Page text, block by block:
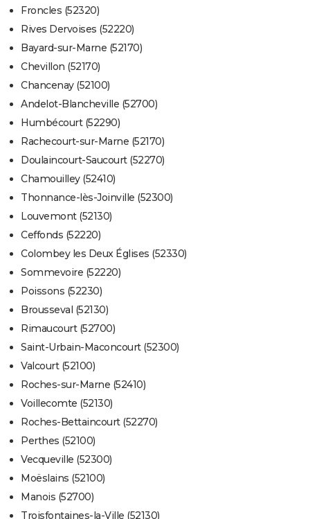
Froncles (52320)
Rives Dervoises (52220)
Bayard-sur-Marne (52170)
Chevillon (52170)
Chancenay (52100)
Andelot-Blancheville (52700)
Humbécourt (52290)
Rachecourt-sur-Marne (52170)
Doulaincourt-Saucourt (52270)
Chamouilley (52410)
Thonnance-lès-Joinville (52300)
Louvemont (52130)
Ceffonds (52220)
Colombey les Deux Églises (52330)
Sommevoire (52220)
Poissons (52230)
Brousseval (52130)
Rimaucourt (52700)
Saint-Urbain-Maconcourt (52300)
Valcourt (52100)
Roches-sur-Marne (52410)
Voillecomte (52130)
Roches-Bettaincourt (52270)
Perthes (52100)
Vecqueville (52300)
Moëslains (52100)
Manois (52700)
Troisfontaines-la-Ville (52130)